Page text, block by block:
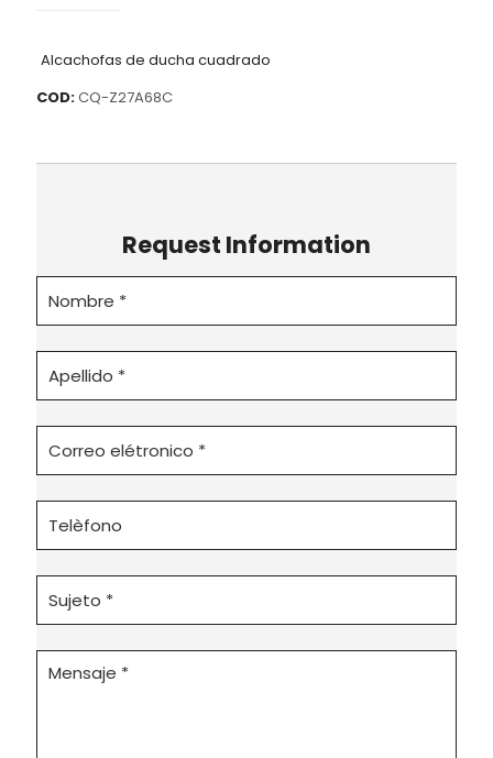
Alcachofas de ducha cuadrado
COD:CQ-Z27A68C
Request Information